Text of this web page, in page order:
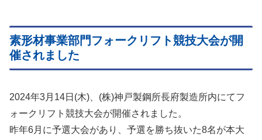
素形材事業部門フォークリフト競技大会が開
催されました
2024年3月14日(木)、(株)神戸製鋼所長府製造所内にてフ
ォークリフト競技大会が開催されました。
昨年6月に予選大会があり、予選を勝ち抜いた8名が本大